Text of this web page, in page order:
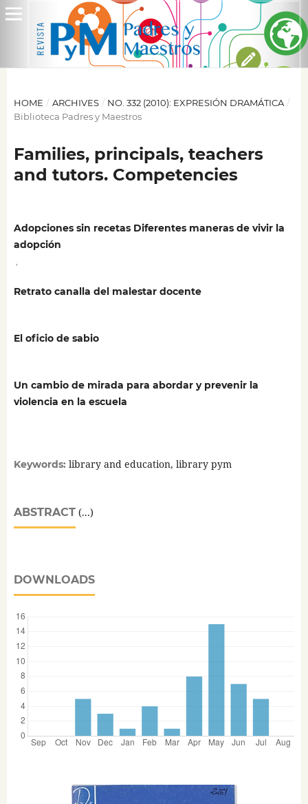
HOME / ARCHIVES / NO. 332 (2010): EXPRESIÓN DRAMÁTICA /
Biblioteca Padres y Maestros
Families, principals, teachers
and tutors. Competencies
Adopciones sin recetas Diferentes maneras de vivir la
adopción
Retrato canalla del malestar docente
El oficio de sabio
Un cambio de mirada para abordar y prevenir la
violencia en la escuela
Keywords: library and education, library pym
ABSTRACT(...)
DOWNLOADS